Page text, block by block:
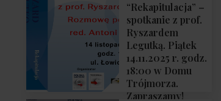
“Rekapitulacja” –
spotkanie z prof.
Ryszardem
Legutką. Piątek
14.11.2025 r. godz.
18:00 w Domu
Trójmorza.
Zapraszamy!